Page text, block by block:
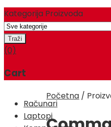
Kategorija Proizvoda
(0)
Cart
Računari
Laptopi
Početna /